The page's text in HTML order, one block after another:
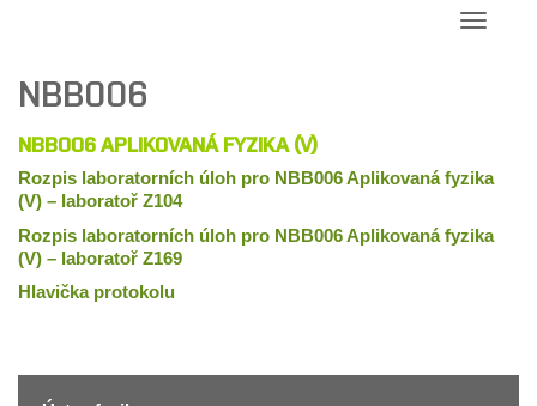
NBB006
NBB006 APLIKOVANÁ FYZIKA (V)
Rozpis laboratorních úloh pro NBB006 Aplikovaná fyzika
(V) – laboratoř Z104
Rozpis laboratorních úloh pro NBB006 Aplikovaná fyzika
(V) – laboratoř Z169
Hlavička protokolu